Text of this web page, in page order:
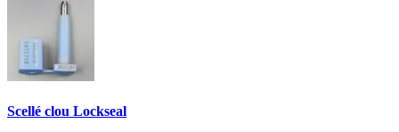
Scellé clou Lockseal